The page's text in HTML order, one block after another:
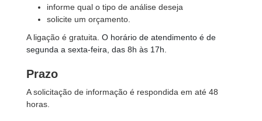
informe qual o tipo de análise deseja
solicite um orçamento.
A ligação é gratuita. O horário de atendimento é de
segunda a sexta-feira, das 8h às 17h.
Prazo
A solicitação de informação é respondida em até 48
horas.